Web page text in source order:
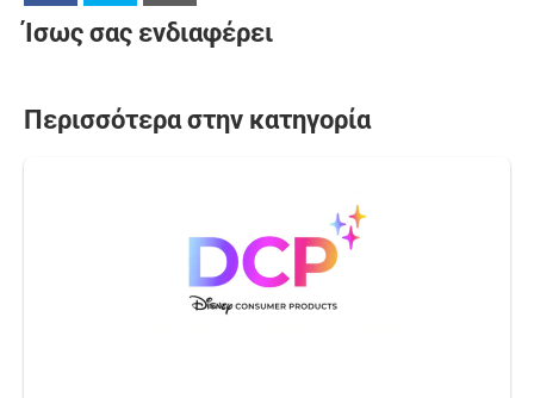
Ίσως σας ενδιαφέρει
Περισσότερα στην κατηγορία